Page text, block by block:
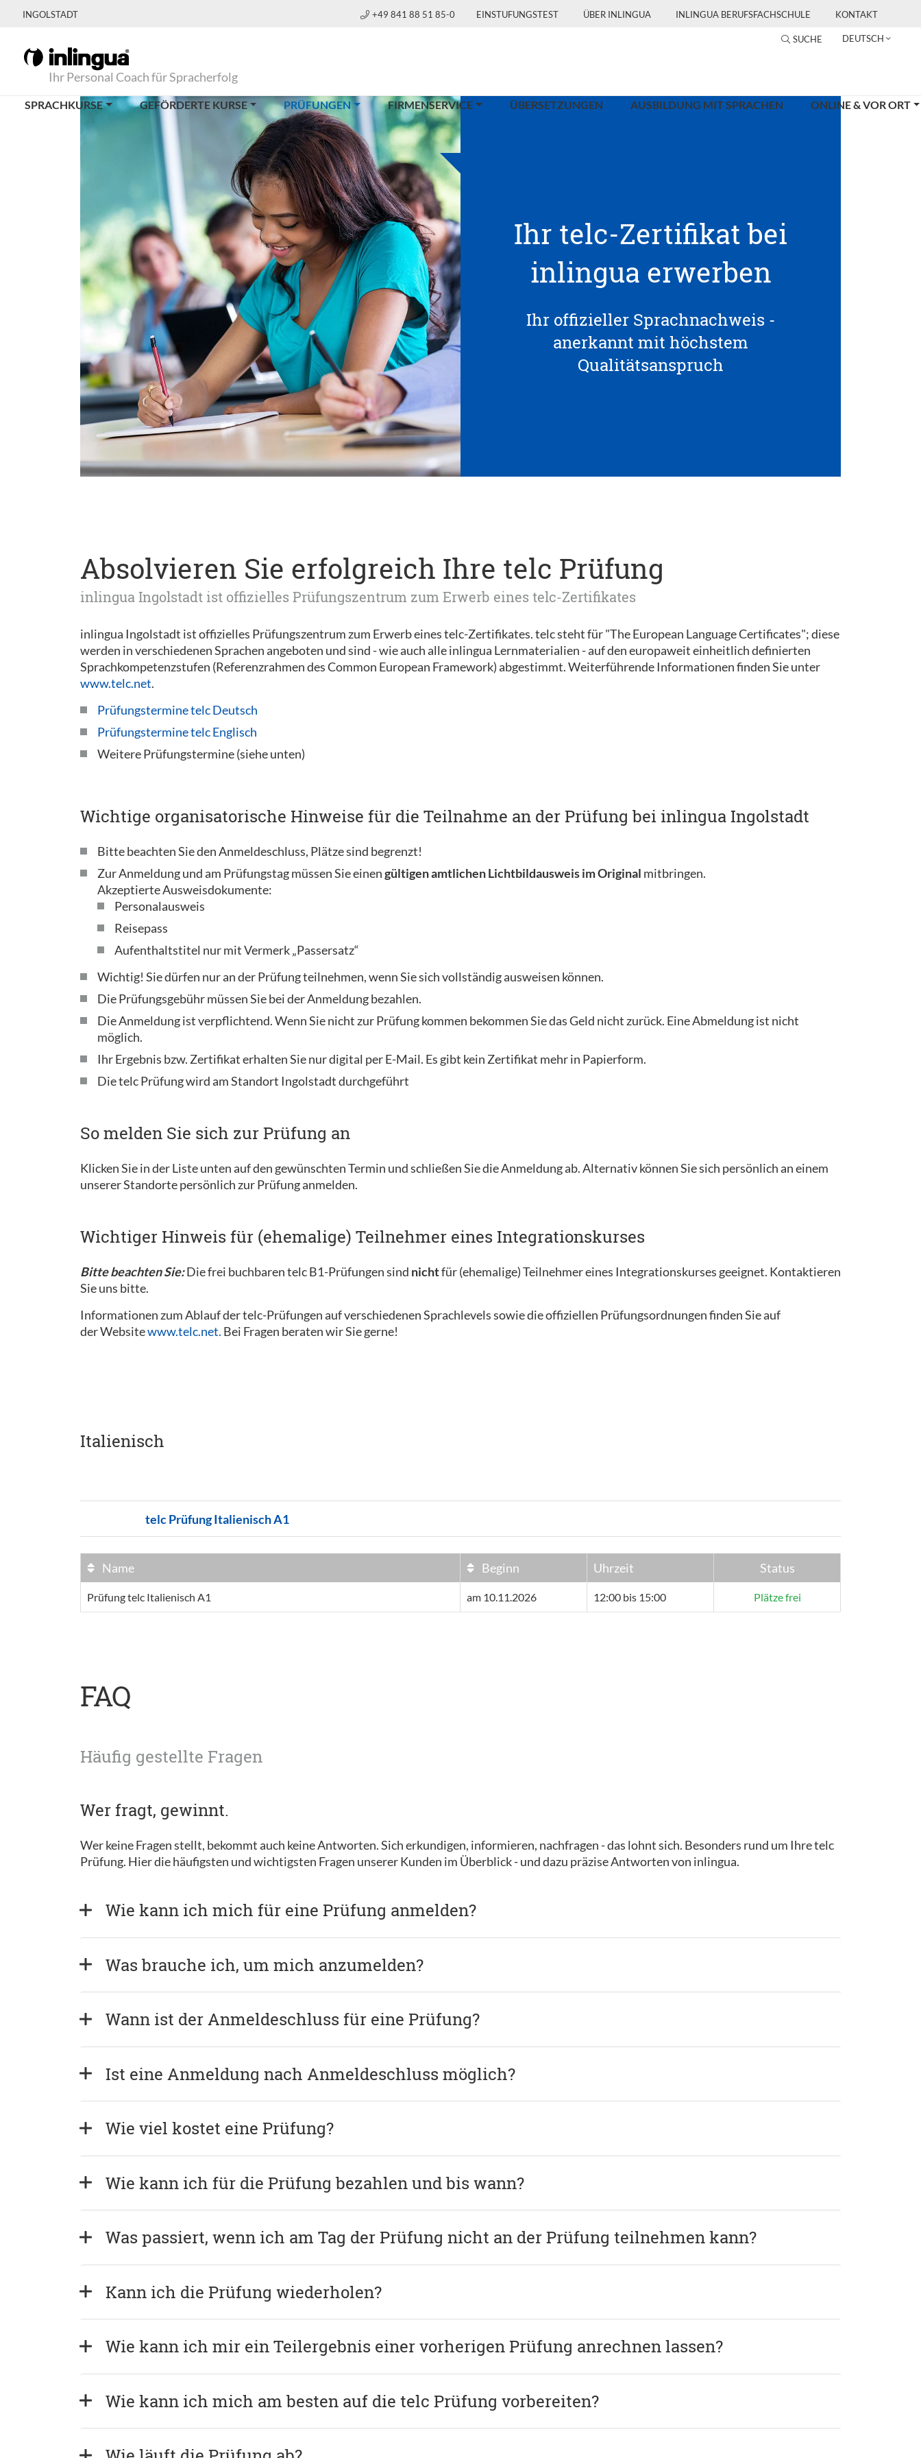
INGOLSTADT +49 841 88 51 85-0 EINSTUFUNGSTEST ÜBER INLINGUA INLINGUA BERUFSFACHSCHULE KONTAKT
SUCHE DEUTSCH
Ihr Personal Coach für Spracherfolg
SPRACHKURSE GEFÖRDERTE KURSE PRÜFUNGEN(CURRENT)FIRMENSERVICE ÜBERSETZUNGEN AUSBILDUNG MIT SPRACHEN ONLINE & VOR ORT
Ihr telc-Zertifikat bei
inlingua erwerben
Ihr offizieller Sprachnachweis -
anerkannt mit höchstem
Qualitätsanspruch
Absolvieren Sie erfolgreich Ihre telc Prüfung
inlingua Ingolstadt ist offizielles Prüfungszentrum zum Erwerb eines telc-Zertifikates
inlingua Ingolstadt ist offizielles Prüfungszentrum zum Erwerb eines telc-Zertifikates. telc steht für "The European Language Certificates"; diese
werden in verschiedenen Sprachen angeboten und sind - wie auch alle inlingua Lernmaterialien - auf den europaweit einheitlich definierten
Sprachkompetenzstufen (Referenzrahmen des Common European Framework) abgestimmt. Weiterführende Informationen finden Sie unter
www.telc.net.
Prüfungstermine telc Deutsch
Prüfungstermine telc Englisch
Weitere Prüfungstermine (siehe unten)
Wichtige organisatorische Hinweise für die Teilnahme an der Prüfung bei inlingua Ingolstadt
Bitte beachten Sie den Anmeldeschluss, Plätze sind begrenzt!
Zur Anmeldung und am Prüfungstag müssen Sie einengültigen amtlichen Lichtbildausweis im Original mitbringen.
Akzeptierte Ausweisdokumente:
Personalausweis
Reisepass
Aufenthaltstitel nur mit Vermerk „Passersatz“
Wichtig! Sie dürfen nur an der Prüfung teilnehmen, wenn Sie sich vollständig ausweisen können.
Die Prüfungsgebühr müssen Sie bei der Anmeldung bezahlen.
Die Anmeldung ist verpflichtend. Wenn Sie nicht zur Prüfung kommen bekommen Sie das Geld nicht zurück. Eine Abmeldung ist nicht
möglich.
Ihr Ergebnis bzw. Zertifikat erhalten Sie nur digital per E-Mail. Es gibt kein Zertifikat mehr in Papierform.
Die telc Prüfung wird am Standort Ingolstadt durchgeführt
So melden Sie sich zur Prüfung an
Klicken Sie in der Liste unten auf den gewünschten Termin und schließen Sie die Anmeldung ab. Alternativ können Sie sich persönlich an einem
unserer Standorte persönlich zur Prüfung anmelden.
Wichtiger Hinweis für (ehemalige) Teilnehmer eines Integrationskurses
Bitte beachten Sie:Die frei buchbaren telc B1-Prüfungen sind nichtfür (ehemalige) Teilnehmer eines Integrationskurses geeignet. Kontaktieren
Sie uns bitte.
Informationen zum Ablauf der telc-Prüfungen auf verschiedenen Sprachlevels sowie die offiziellen Prüfungsordnungen finden Sie auf
der Websitewww.telc.net. Bei Fragen beraten wir Sie gerne!
Italienisch
telc Prüfung Italienisch A1
Name Beginn Uhrzeit Status
Prüfung telc Italienisch A1 am 10.11.2026 12:00 bis 15:00 Plätze frei
FAQ
Häufig gestellte Fragen
Wer fragt, gewinnt.
Wer keine Fragen stellt, bekommt auch keine Antworten. Sich erkundigen, informieren, nachfragen - das lohnt sich. Besonders rund um Ihre telc
Prüfung. Hier die häufigsten und wichtigsten Fragen unserer Kunden im Überblick - und dazu präzise Antworten von inlingua.
Wie kann ich mich für eine Prüfung anmelden?
Was brauche ich, um mich anzumelden?
Wann ist der Anmeldeschluss für eine Prüfung?
Ist eine Anmeldung nach Anmeldeschluss möglich?
Wie viel kostet eine Prüfung?
Wie kann ich für die Prüfung bezahlen und bis wann?
Was passiert, wenn ich am Tag der Prüfung nicht an der Prüfung teilnehmen kann?
Kann ich die Prüfung wiederholen?
Wie kann ich mir ein Teilergebnis einer vorherigen Prüfung anrechnen lassen?
Wie kann ich mich am besten auf die telc Prüfung vorbereiten?